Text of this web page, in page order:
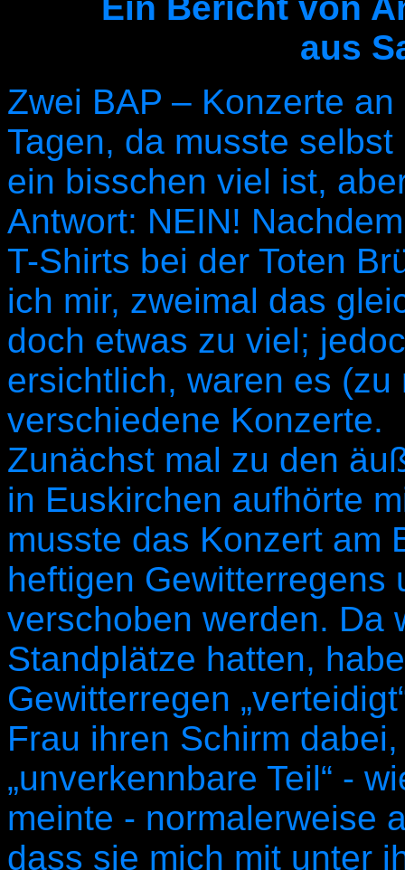
aus
Zwei BAP – Konzerte
Tagen, da musste
ein bisschen viel ist,
Antwort: NEIN!
T-Shirts bei der Toten
ich mir, zweimal das
doch etwas zu viel;
ersichtlich, waren es
verschiedene Konzerte.
Zunächst mal zu den
in Euskirchen aufhörte
musste das Konzert am
heftigen Gewitterregens
verschoben werden. Da
Standplätze hatten,
Gewitterregen
Frau ihren Schirm
„unverkennbare Teil“ -
meinte - normalerweise
dass sie mich mit unter